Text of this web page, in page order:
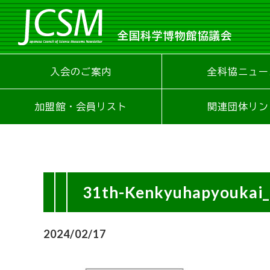
全国科学博物館協議会
入会のご案内 全科協ニュ
加盟館・会員リスト 関連団体リ
31th-
2024/02/17